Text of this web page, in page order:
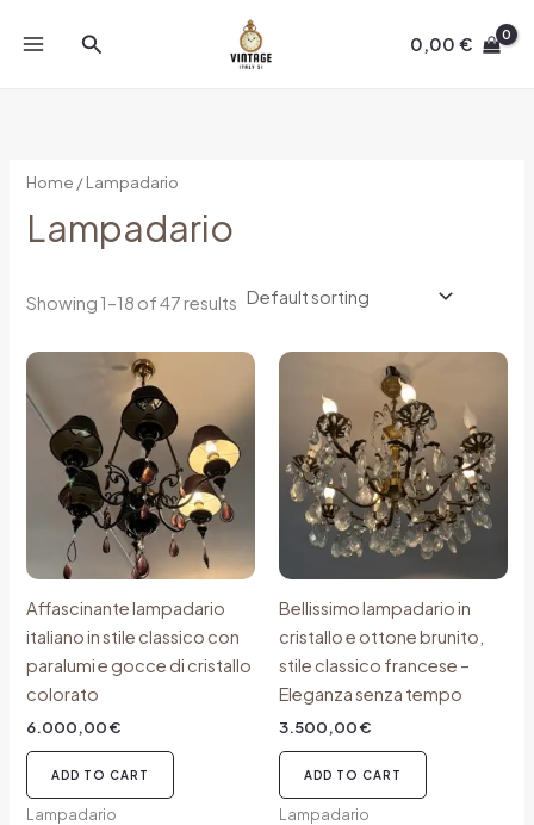
Search 0,00€
Home / Lampadario
Lampadario
Showing 1–18 of 47 results
Affascinante lampadario
italiano in stile classico con
paralumi e gocce di cristallo
colorato
6.000,00€
ADD TO CART
Lampadario
Bellissimo lampadario in
cristallo e ottone brunito,
stile classico francese –
Eleganza senza tempo
3.500,00€
ADD TO CART
Lampadario